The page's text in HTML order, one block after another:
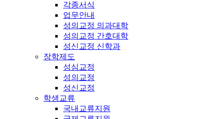
각종서식
업무안내
성의교정 의과대학
성의교정 간호대학
성신교정 신학과
장학제도
성심교정
성의교정
성신교정
학생교류
국내교류지원